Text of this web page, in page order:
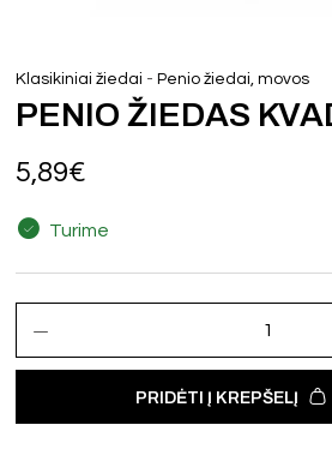
Klasikiniai žiedai -Penio žiedai, movos
PENIO ŽIEDAS
5,89€
Turime
PRIDĖTI Į KREPŠELĮ